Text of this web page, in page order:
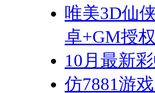
唯美3D仙
卓+GM授
10月最新
仿7881游